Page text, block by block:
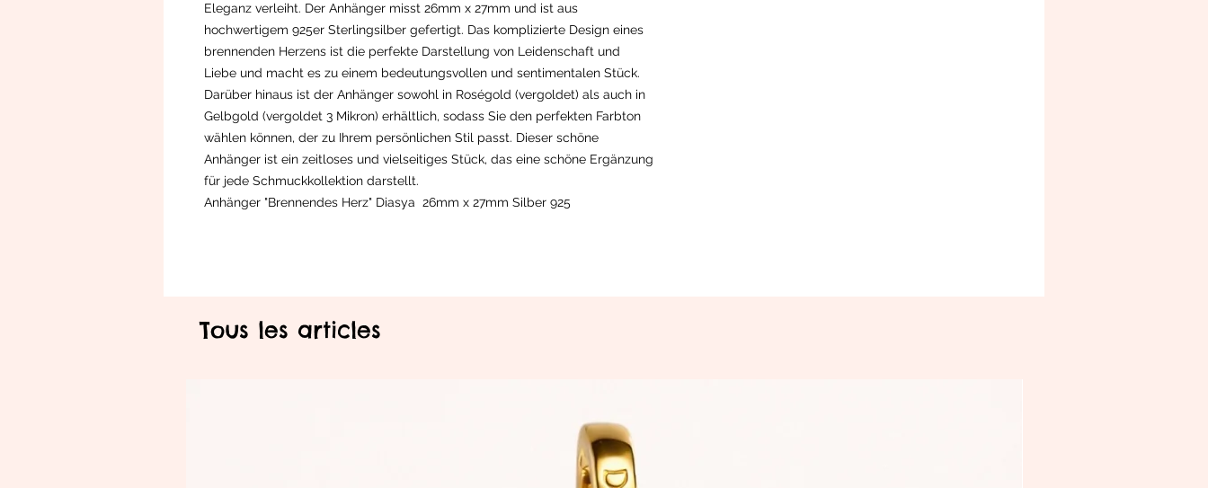
Eleganz verleiht. Der Anhänger misst 26mm x 27mm und ist aus
hochwertigem 925er Sterlingsilber gefertigt. Das komplizierte Design eines
brennenden Herzens ist die perfekte Darstellung von Leidenschaft und
Liebe und macht es zu einem bedeutungsvollen und sentimentalen Stück.
Darüber hinaus ist der Anhänger sowohl in Roségold (vergoldet) als auch in
Gelbgold (vergoldet 3 Mikron) erhältlich, sodass Sie den perfekten Farbton
wählen können, der zu Ihrem persönlichen Stil passt. Dieser schöne
Anhänger ist ein zeitloses und vielseitiges Stück, das eine schöne Ergänzung
für jede Schmuckkollektion darstellt.
Anhänger "Brennendes Herz" Diasya 26mm x 27mm Silber 925
Tous les articles